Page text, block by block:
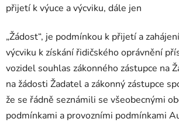
přijetí k výuce a výcviku, dále jen
„Žádost“, je podmínkou k přijetí a
výcviku k získání řidičského oprávnění
vozidel souhlas zákonného zástupce na
na žádosti Žadatel a zákonný zástupce
že se řádně seznámili se všeobecnými
podmínkami a provozními podmínkami